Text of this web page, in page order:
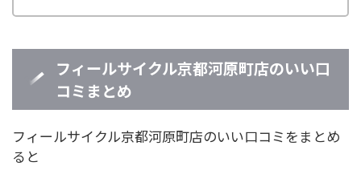
フィールサイクル京都河原町店のいい口
コミまとめ
フィールサイクル京都河原町店のいい口コミをまとめ
ると